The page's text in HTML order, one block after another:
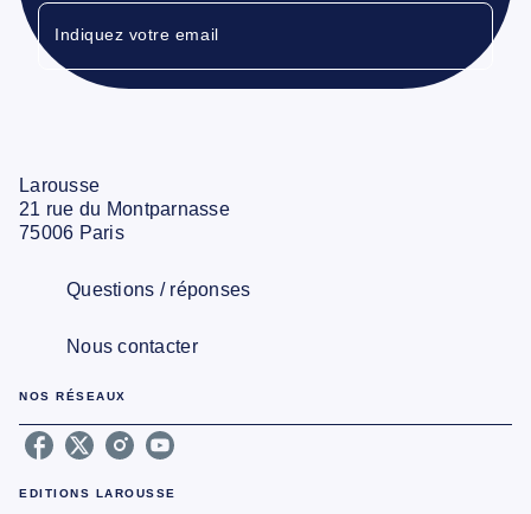
Indiquez votre email
Larousse
21 rue du Montparnasse
75006 Paris
Questions / réponses
Nous contacter
NOS RÉSEAUX
EDITIONS LAROUSSE